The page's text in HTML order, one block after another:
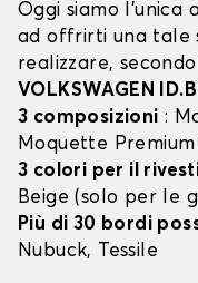
Oggi siamo l’unica
ad offrirti una tale
realizzare,
VOLKSWAGEN
3 composizioni :
Moquette
3 colori per il
Beige (solo per le
Più di 30 bordi
Nubuck, Tessile